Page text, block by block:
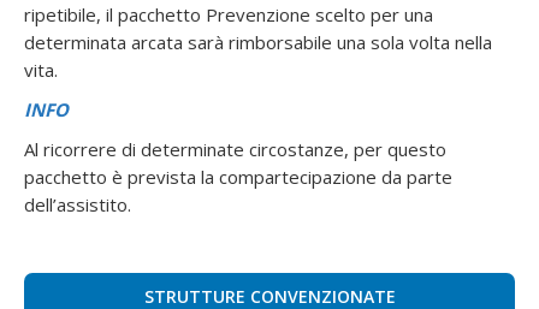
ripetibile, il pacchetto Prevenzione scelto per una
determinata arcata sarà rimborsabile una sola volta nella
vita.
INFO
Al ricorrere di determinate circostanze, per questo
pacchetto è prevista la compartecipazione da parte
dell’assistito.
STRUTTURE CONVENZIONATE